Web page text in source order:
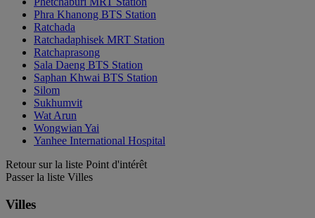
Phra Khanong BTS Station
Ratchada
Ratchadaphisek MRT Station
Ratchaprasong
Sala Daeng BTS Station
Saphan Khwai BTS Station
Silom
Sukhumvit
Wat Arun
Wongwian Yai
Yanhee International Hospital
Retour sur la liste Point d'intérêt
Passer la liste Villes
Villes